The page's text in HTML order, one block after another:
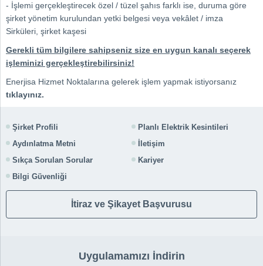
- İşlemi gerçekleştirecek özel / tüzel şahıs farklı ise, duruma göre
şirket yönetim kurulundan yetki belgesi veya vekâlet / imza
Sirküleri, şirket kaşesi
Gerekli tüm bilgilere sahipseniz size en uygun kanalı seçerek
işleminizi gerçekleştirebilirsiniz!
Enerjisa Hizmet Noktalarına gelerek işlem yapmak istiyorsanız
tıklayınız.
Şirket Profili
Planlı Elektrik Kesintileri
Aydınlatma Metni
İletişim
Sıkça Sorulan Sorular
Kariyer
Bilgi Güvenliği
İtiraz ve Şikayet Başvurusu
Uygulamamızı İndirin